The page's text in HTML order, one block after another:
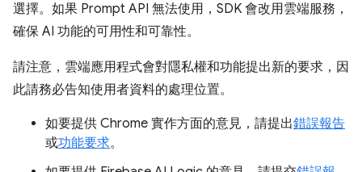
選擇。如果 Prompt API 無法使用，SDK 會改用雲端服務，
確保 AI 功能的可用性和可靠性。
請注意，雲端應用程式會對隱私權和功能提出新的要求，因
此請務必告知使用者資料的處理位置。
如要提供 Chrome 實作方面的意見，請提出錯誤報告
或功能要求。